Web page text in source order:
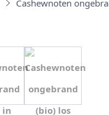
Cashewnoten
View image 3